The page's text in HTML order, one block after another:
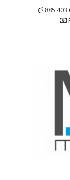
885 403